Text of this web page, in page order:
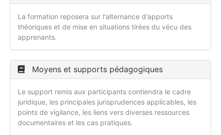
La formation reposera sur l'alternance d'apports
théoriques et de mise en situations tirées du vécu des
apprenants.
Moyens et supports pédagogiques
Le support remis aux participants contiendra le cadre
juridique, les principales jurisprudences applicables, les
points de vigilance, les liens vers diverses ressources
documentaires et les cas pratiques.